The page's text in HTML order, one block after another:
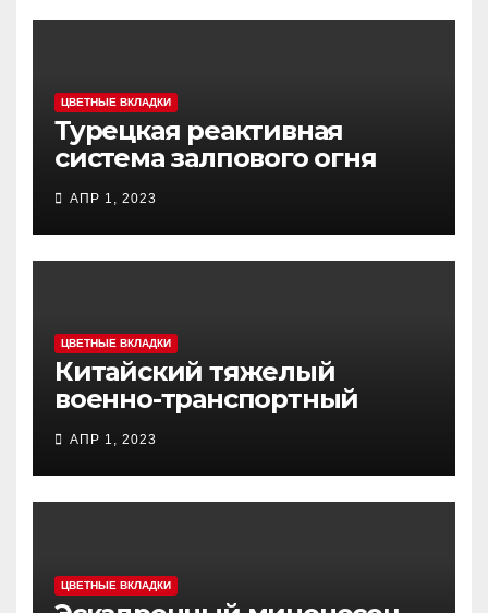
ЦВЕТНЫЕ ВКЛАДКИ
Турецкая реактивная
система залпового огня
MCL (Multi-Caliber Launcher)
АПР 1, 2023
ЦВЕТНЫЕ ВКЛАДКИ
Китайский тяжелый
военно-транспортный
самолет (BTC) Y-20
(«ЮНЬ-20») «Куньпин»
АПР 1, 2023
ЦВЕТНЫЕ ВКЛАДКИ